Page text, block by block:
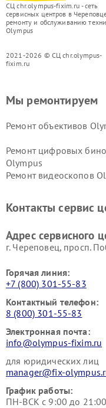
СЦ chr.olympus-fixim.ru - сеть
сервисных центров в
ремонту и обслуживанию
Olympus
2021-2026 © СЦ chr.olympus-
fixim.ru
Мы ремонтируем
Ремонт объективов
Ремонт цифровых
Olympus
Ремонт видеоскопов
Контакты сервис
Адрес сервисного
г. Череповец, просп.
Горячая линия:
+7 (800) 301-55-83
Контактный телефон:
8 (800) 301-55-83
Электронная почта:
info@olympus-fixim.ru
для юридических лиц
manager@fix-
График работы:
ПН-ВСК с 9:00 до